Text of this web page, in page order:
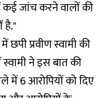
कई जांच करने वालों की
है."
प्रवीण स्वामी की
ने इस बात की
में 6 आरोपियों को दिए